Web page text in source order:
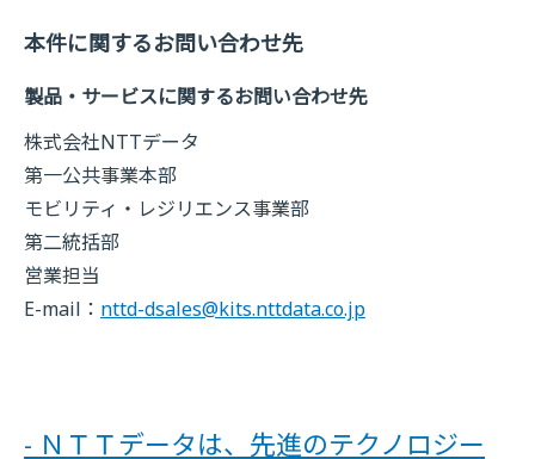
本件に関するお問い合わせ先
製品・サービスに関するお問い合わせ先
株式会社NTTデータ
第一公共事業本部
モビリティ・レジリエンス事業部
第二統括部
営業担当
E-mail： nttd-dsales@kits.nttdata.co.jp
- ＮＴＴデータは、先進のテクノロジー